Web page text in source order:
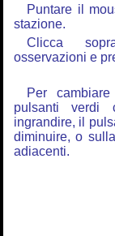
Puntare il
stazione.
Clicca
osservazioni e
Per
pulsanti verdi
ingrandire, il
diminuire, o
adiacenti.